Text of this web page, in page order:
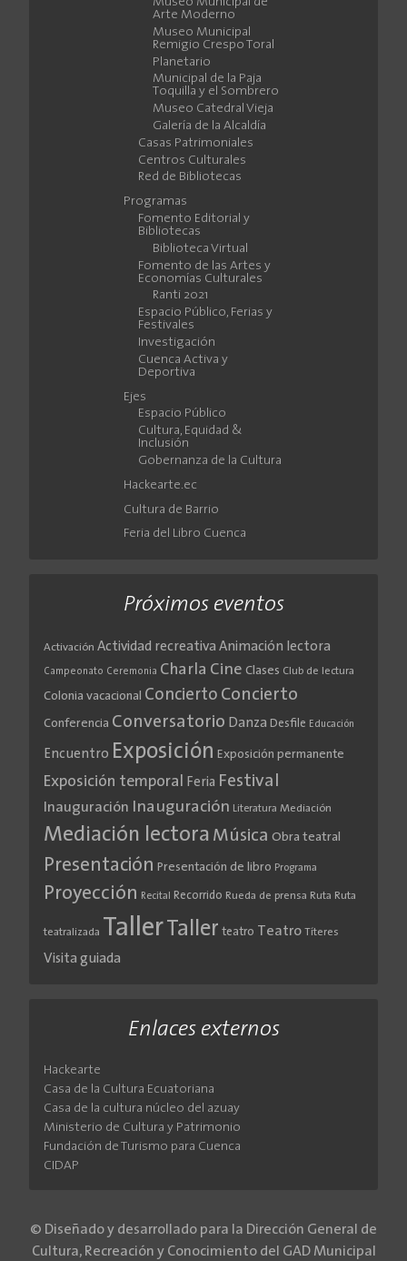
Arte Moderno
Museo Municipal
Remigio Crespo Toral
Planetario
Municipal de la Paja
Toquilla y el Sombrero
Museo Catedral Vieja
Galería de la Alcaldía
Casas Patrimoniales
Centros Culturales
Red de Bibliotecas
Programas
Fomento Editorial y
Bibliotecas
Biblioteca Virtual
Fomento de las Artes y
Economías Culturales
Ranti 2021
Espacio Público, Ferias y
Festivales
Investigación
Cuenca Activa y
Deportiva
Ejes
Espacio Público
Cultura, Equidad &
Inclusión
Gobernanza de la Cultura
Hackearte.ec
Cultura de Barrio
Feria del Libro Cuenca
Próximos eventos
Activación Actividad recreativa Animación lectora
Campeonato Ceremonia Charla Cine Clases Club de lectura
Colonia vacacional Concierto Concierto
Conferencia Conversatorio Danza Desfile Educación
Encuentro Exposición Exposición permanente
Exposición temporal Feria Festival
Inauguración Inauguración Literatura Mediación
Mediación lectora Música Obra teatral
Presentación Presentación de libro Programa
Proyección Recital Recorrido Rueda de prensa Ruta Ruta
teatralizada TallerTaller teatro Teatro Títeres
Visita guiada
Enlaces externos
Hackearte
Casa de la Cultura Ecuatoriana
Casa de la cultura núcleo del azuay
Ministerio de Cultura y Patrimonio
Fundación de Turismo para Cuenca
CIDAP
© Diseñado y desarrollado para la Dirección General de
Cultura, Recreación y Conocimiento del GAD Municipal